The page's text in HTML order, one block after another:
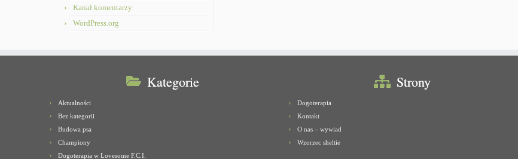
Kanał komentarzy
WordPress.org
Kategorie
Aktualności
Bez kategorii
Budowa psa
Championy
Dogoterapia w Lovesome F.C.I.
Strony
Dogoterapia
Kontakt
O nas – wywiad
Wzorzec sheltie